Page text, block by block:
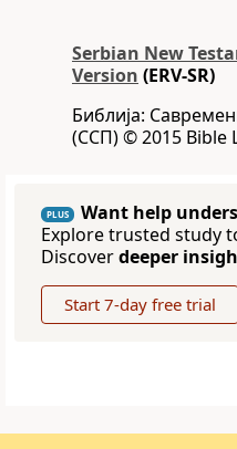
Serbian New
Version (ERV-SR)
Библија:
(ССП) © 2015 Bible
PLUS
Want help
Explore trusted study
Discoverdeeper
Start 7-day free trial